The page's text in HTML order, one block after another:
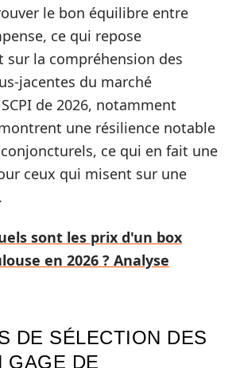
le bon équilibre entre
ce qui repose
sur la compréhension des
jacentes du marché
de 2026, notamment
une résilience notable
ce qui en fait une
ceux qui misent sur une
sont les prix d'un box
en 2026 ? Analyse
DE SÉLECTION DES
GAGE DE